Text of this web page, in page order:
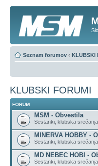
Seznam forumov ‹ KLUBSKI
KLUBSKI FORUMI
FORUM
MSM - Obvestila
Sestanki, klubska
MINERVA HOBBY -
Sestanki, klubska
MD NEBEC HOBI -
Sestanki, klubska